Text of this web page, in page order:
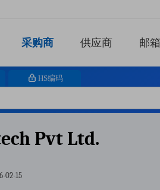
采购商 供应商 邮
HS编码
Pvt Ltd.
02-15